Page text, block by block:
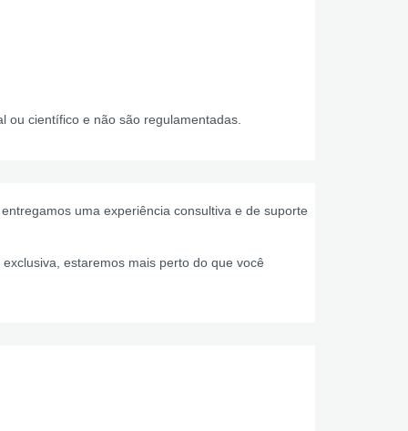
ou científico e não são regulamentadas.
uma experiência consultiva e de suporte
estaremos mais perto do que você